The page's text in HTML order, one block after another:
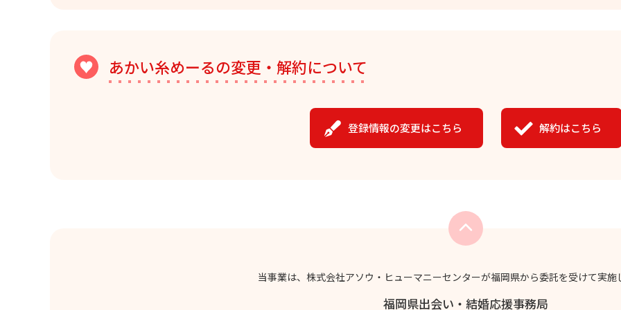
あかい糸めーるの変更・解約について
登録情報の変更はこちら 解約はこちら
当事業は、株式会社アソウ・ヒューマニーセンターが福岡県から委託を受けて実施
福岡県出会い・結婚応援事務局